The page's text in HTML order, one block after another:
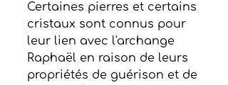
Certaines pierres et certains
cristaux sont connus pour
leur lien avec l'archange
Raphaël en raison de leurs
propriétés de guérison et de